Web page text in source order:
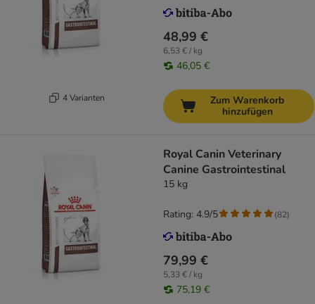
4 Varianten
48,99 €
6,53 € / kg
46,05 €
Zum Warenkorb
hinzufügen
Royal Canin Veterinary
Canine Gastrointestinal
15 kg
79,99 €
5,33 € / kg
75,19 €
Rating: 4.9/5 (82)